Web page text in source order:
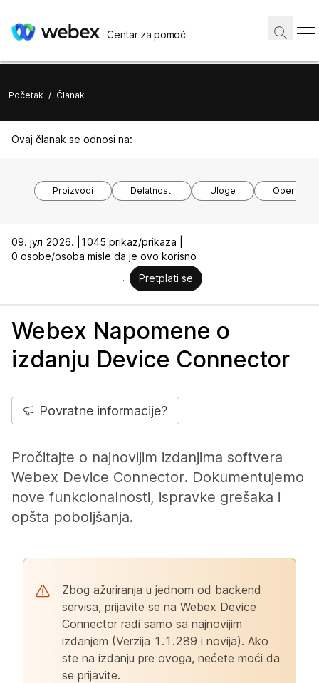
Centar za pomoć
Početak / Članak
Ovaj članak se odnosi na:
Proizvodi Delatnosti Uloge
09. јул 2026. |
1045 prikaz/prikaza |
0 osobe/osoba misle da je ovo korisno
Pretplati se
Webex Napomene o
izdanju Device Connector
Povratne informacije?
Pročitajte o najnovijim izdanjima softvera
Webex Device Connector. Dokumentujemo
nove funkcionalnosti, ispravke grešaka i
opšta poboljšanja.
Zbog ažuriranja u jednom od backend
servisa, prijavite se na Webex Device
Connector radi samo sa najnovijim
izdanjem (Verzija 1.1.289 i novija). Ako
ste na izdanju pre ovoga, nećete moći da
se prijavite.